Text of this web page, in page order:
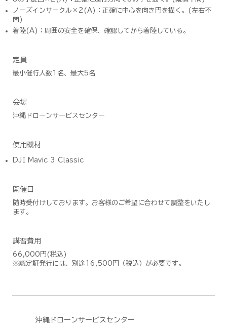
ノーズインサークル×2(A)：正確に中心を向き円を描く。(左右不
問)
着陸(A)：周囲の安全を確保、確認してから着陸している。
定員
最小催行人数1名、最大5名
会場
沖縄ドローンサービスセンター
使用機材
DJI Mavic 3 Classic
開催日
随時受付けしております。お客様のご希望に合わせて調整をいたし
ます。
講習費用
66,000円(税込)
※認定証発行には、別途16,500円（税込）が必要です。
沖縄ドローンサービスセンター